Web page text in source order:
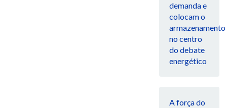
demanda e
colocam o
armazenamento
no centro
do debate
energético
A força do